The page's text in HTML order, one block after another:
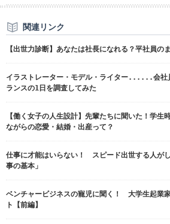
関連リンク
【出世力診断】あなたは社長になれる？平社員の
イラストレーター・モデル・ライター......会社
ランスの1日を調査してみた
【働く女子の人生設計】先輩たちに聞いた！学生
ながらの恋愛・結婚・出産って？
仕事に才能はいらない！ スピード出世する人が
事の基本」
ベンチャービジネスの寵児に聞く！ 大学生起業
ト【前編】